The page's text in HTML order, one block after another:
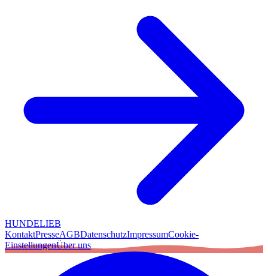
HUNDELIEB
KontaktPresseAGBDatenschutzImpressumCookie-
EinstellungenÜber uns